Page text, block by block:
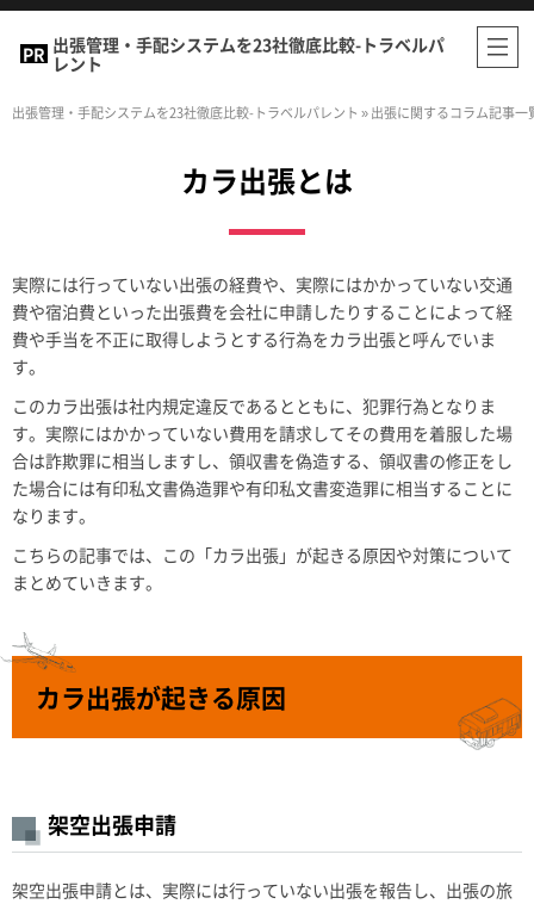
出張管理・手配システムを23社徹底比較-トラベルパ
レント
出張管理・手配システムを23社徹底比較-トラベルパレント »出張に関するコラム記事一
カラ出張とは
実際には行っていない出張の経費や、実際にはかかっていない交通
費や宿泊費といった出張費を会社に申請したりすることによって経
費や手当を不正に取得しようとする行為をカラ出張と呼んでいま
す。
このカラ出張は社内規定違反であるとともに、犯罪行為となりま
す。実際にはかかっていない費用を請求してその費用を着服した場
合は詐欺罪に相当しますし、領収書を偽造する、領収書の修正をし
た場合には有印私文書偽造罪や有印私文書変造罪に相当することに
なります。
こちらの記事では、この「カラ出張」が起きる原因や対策について
まとめていきます。
カラ出張が起きる原因
架空出張申請
架空出張申請とは、実際には行っていない出張を報告し、出張の旅